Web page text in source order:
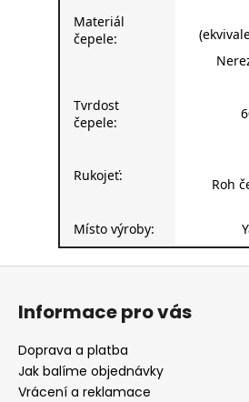
Materiál
čepele:
Tvrdost
čepele:
Rukojeť:
Roh
Místo výroby:
Z
Informace pro vás
Doprava a platba
Jak balíme objednávky
Vrácení a reklamace